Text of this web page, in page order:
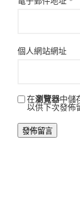
個人網站網址
在瀏覽器中儲
以供下次發佈